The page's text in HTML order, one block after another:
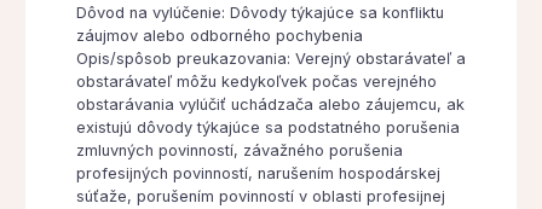
Dôvod na vylúčenie: Dôvody týkajúce sa konfliktu
záujmov alebo odborného pochybenia
Opis/spôsob preukazovania: Verejný obstarávateľ a
obstarávateľ môžu kedykoľvek počas verejného
obstarávania vylúčiť uchádzača alebo záujemcu, ak
existujú dôvody týkajúce sa podstatného porušenia
zmluvných povinností, závažného porušenia
profesijných povinností, narušením hospodárskej
súťaže, porušením povinností v oblasti profesijnej